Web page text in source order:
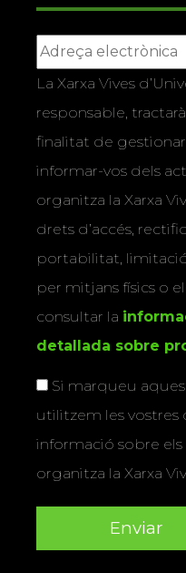
La Xarxa Vives
responsable,
finalitat de
informar-vos dels
organitza la Xarxa
drets d’accés,
portabilitat,
per mitjans físics o
consultar la
detallada sobre
Si marqueu
utilitzem les vostres
informació sobre
organitza la Xarxa